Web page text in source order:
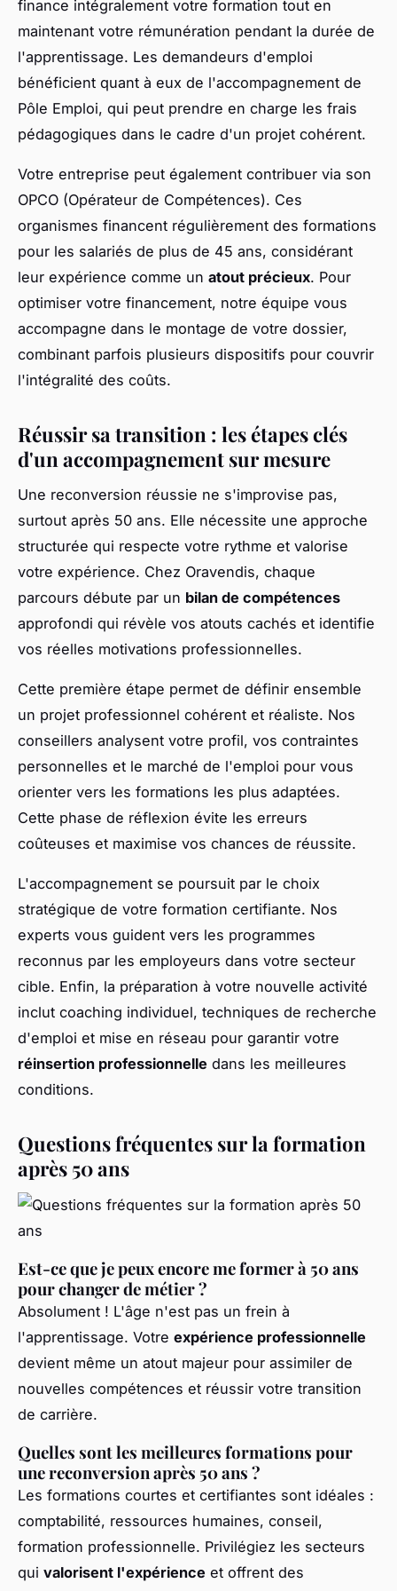
finance intégralement votre formation tout en
maintenant votre rémunération pendant la durée de
l'apprentissage. Les demandeurs d'emploi
bénéficient quant à eux de l'accompagnement de
Pôle Emploi, qui peut prendre en charge les frais
pédagogiques dans le cadre d'un projet cohérent.
Votre entreprise peut également contribuer via son
OPCO (Opérateur de Compétences). Ces
organismes financent régulièrement des formations
pour les salariés de plus de 45 ans, considérant
leur expérience comme un atout précieux. Pour
optimiser votre financement, notre équipe vous
accompagne dans le montage de votre dossier,
combinant parfois plusieurs dispositifs pour couvrir
l'intégralité des coûts.
Réussir sa transition : les étapes clés
d'un accompagnement sur mesure
Une reconversion réussie ne s'improvise pas,
surtout après 50 ans. Elle nécessite une approche
structurée qui respecte votre rythme et valorise
votre expérience. Chez Oravendis, chaque
parcours débute par un bilan de compétences
approfondi qui révèle vos atouts cachés et identifie
vos réelles motivations professionnelles.
Cette première étape permet de définir ensemble
un projet professionnel cohérent et réaliste. Nos
conseillers analysent votre profil, vos contraintes
personnelles et le marché de l'emploi pour vous
orienter vers les formations les plus adaptées.
Cette phase de réflexion évite les erreurs
coûteuses et maximise vos chances de réussite.
L'accompagnement se poursuit par le choix
stratégique de votre formation certifiante. Nos
experts vous guident vers les programmes
reconnus par les employeurs dans votre secteur
cible. Enfin, la préparation à votre nouvelle activité
inclut coaching individuel, techniques de recherche
d'emploi et mise en réseau pour garantir votre
réinsertion professionnelle dans les meilleures
conditions.
Questions fréquentes sur la formation
après 50 ans
Est-ce que je peux encore me former à 50 ans
pour changer de métier ?
Absolument ! L'âge n'est pas un frein à
l'apprentissage. Votre expérience professionnelle
devient même un atout majeur pour assimiler de
nouvelles compétences et réussir votre transition
de carrière.
Quelles sont les meilleures formations pour
une reconversion après 50 ans ?
Les formations courtes et certifiantes sont idéales :
comptabilité, ressources humaines, conseil,
formation professionnelle. Privilégiez les secteurs
qui valorisent l'expérience et offrent des